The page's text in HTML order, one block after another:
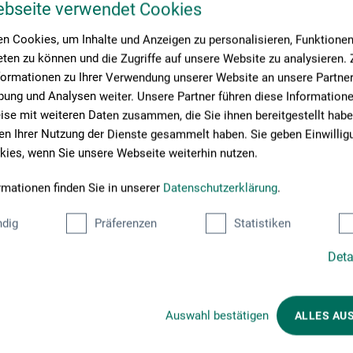
verwendet Cookies
Cookies, um Inhalte und Anzeigen zu personalisieren,
zu können und die Zugriffe auf unsere Website zu analysieren.
zu Ihrer Verwendung unserer Website an unsere
und Analysen weiter. Unsere Partner führen diese
mit weiteren Daten zusammen, die Sie ihnen bereitgestellt
Ihrer Nutzung der Dienste gesammelt haben. Sie geben
wenn Sie unsere Webseite weiterhin nutzen.
finden Sie in unserer Datenschutzerklärung.
Präferenzen Statistiken
Auswahl bestätigen ALLES
beitragen?» Diese zentrale Fragestellung bestimmt nicht
Vielmehr ist die Suche nach der Wahrheit im
Kontext seit jeher eine der wesentlichen Konstanten im
Bolt. Mit Texten von: Jeannette Fischer, Andrin Schütz, Marc
Burani
x 32 cm, Hardcover, dt./engl. Seidel & Schütz Vlg. 2021
Produktbewertungen